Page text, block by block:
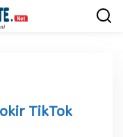
TikTok